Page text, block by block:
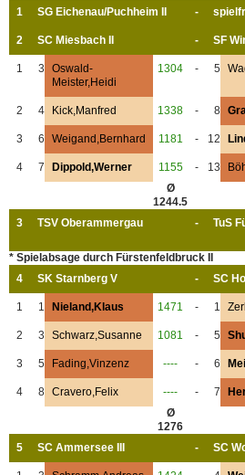
1 SG Eichenau/Puchheim II -
2 SC Miesbach II - SF
1 3
Oswald-
Meister,Heidi
1304 - 5
2 4 Kick,Manfred 1338 - 8
3 6 Weigand,Bernhard 1181 - 12
4 7 Dippold,Werner 1155 - 13
Ø
1244.5
3
TSV Oberammergau - TuS
* Spielabsage durch Fürstenfeldbruck II
4
SK Starnberg V - SC
1 1 Nieland,Klaus 1471 - 1
2 3 Schwarz,Susanne 1081 - 5
3 5 Fading,Vinzenz ---- - 6
4 8 Cravero,Felix ---- - 7
Ø
1276
5
SC Ammersee III - SC